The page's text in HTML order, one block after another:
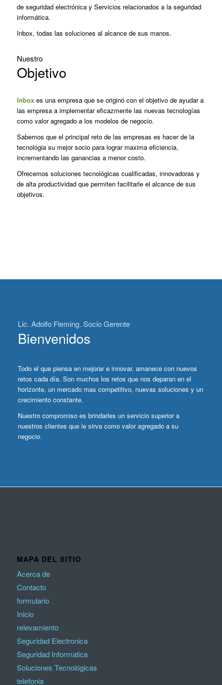
de seguridad electrónica y Servicios relacionados a la seguridad
informática.
Inbox, todas las soluciones al alcance de sus manos.
Nuestro
Objetivo
Inboxes una empresa que se originó con el objetivo de ayudar a
las empresa a implementar eficazmente las nuevas tecnologías
como valor agregado a los modelos de negocio.
Sabemos que el principal reto de las empresas es hacer de la
tecnológia su mejor socio para lograr maxima eficiencia,
incrementando las ganancias a menor costo.
Ofrecemos soluciones tecnológicas cualificadas, innovadoras y
de alta productividad que permiten facilitarle el alcance de sus
objetivos.
Lic. Adolfo Fleming. Socio Gerente
Bienvenidos
Todo el que piensa en mejorar e innovar, amanece con nuevos
retos cada día. Son muchos los retos que nos deparan en el
horizonte, un mercado mas competitivo, nuevas soluciones y un
crecimiento constante.
Nuestro compromiso es brindarles un servicio superior a
nuestros clientes que le sirva como valor agregado a su
negocio.
MAPA DEL SITIO
Acerca de
Contacto
formulario
Inicio
relevamiento
Seguridad Electronica
Seguridad Informatica
Soluciones Tecnológicas
telefonia